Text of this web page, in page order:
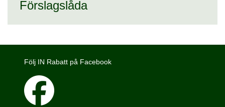
Förslagslåda
Följ IN Rabatt på Facebook